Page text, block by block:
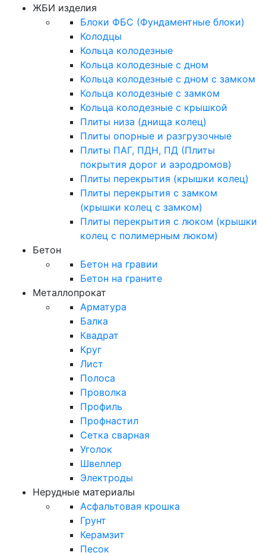
ЖБИ изделия
Блоки ФБС (Фундаментные блоки)
Колодцы
Кольца колодезные
Кольца колодезные с дном
Кольца колодезные с дном с замком
Кольца колодезные с замком
Кольца колодезные с крышкой
Плиты низа (днища колец)
Плиты опорные и разгрузочные
Плиты ПАГ, ПДН, ПД (Плиты
покрытия дорог и аэродромов)
Плиты перекрытия (крышки колец)
Плиты перекрытия с замком
(крышки колец с замком)
Плиты перекрытия с люком (крышки
колец с полимерным люком)
Бетон
Бетон на гравии
Бетон на граните
Металлопрокат
Арматура
Балка
Квадрат
Круг
Лист
Полоса
Проволка
Профиль
Профнастил
Сетка сварная
Уголок
Швеллер
Электроды
Нерудные материалы
Асфальтовая крошка
Грунт
Керамзит
Песок